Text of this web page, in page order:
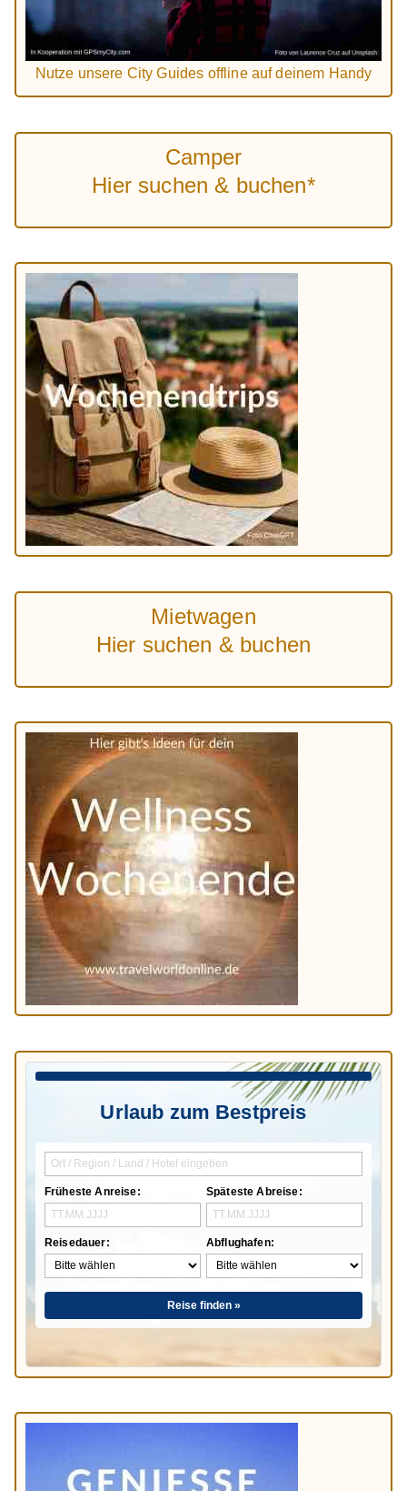
Nutze unsere City Guides offline auf deinem Handy
Camper
Hier suchen & buchen*
Mietwagen
Hier suchen & buchen
Urlaub zum Bestpreis
Früheste Anreise:
Reisedauer:
Späteste Abreise:
Abflughafen:
Reise finden »